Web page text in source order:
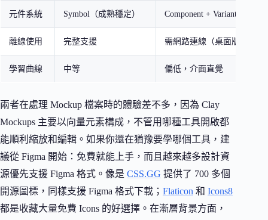
元件系統 Symbol（成熟穩定） Component + Variant
離線使用 完整支援 需網路連線（桌面版可部分
學習曲線 中等 偏低，介面直覺
兩者在處理 Mockup 檔案時的體驗差不多，因為 Clay
Mockups 主要以向量元素構成，不管用哪種工具開啟都
能順利縮放和編輯。如果你還在猶豫要學哪個工具，建
議從 Figma 開始：免費就能上手，而且越來越多設計資
源優先支援 Figma 格式。像是 CSS.GG 提供了 700 多個
開源圖標，同樣支援 Figma 格式下載； Flaticon 和 Icons8
都是收藏大量免費 Icons 的好選擇。在漸層背景方面，